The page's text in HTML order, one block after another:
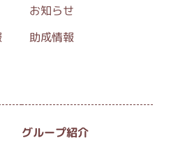
お知らせ
助成情報
グループ紹介